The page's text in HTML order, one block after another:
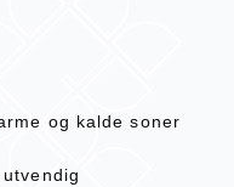
og kalde soner